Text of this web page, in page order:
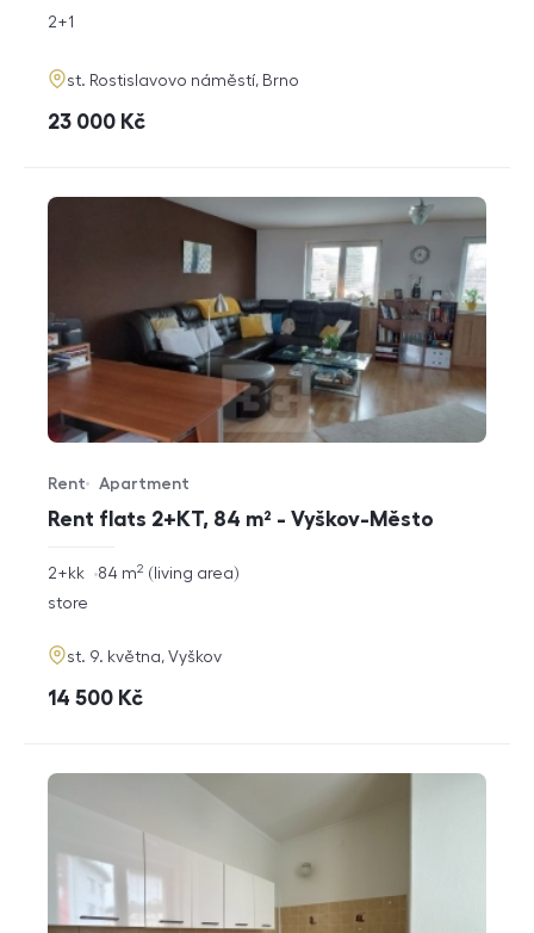
rozměry
2+1
adresa
st. Rostislavovo náměstí, Brno
cena
23 000 Kč
Rent flats 2+KT, 84 m² - Vyškov-Město
Offer type
Rent
Property type
Apartment
rozměry
2+kk living area
84 m2
funkce
store
adresa
st. 9. května, Vyškov
cena
14 500 Kč